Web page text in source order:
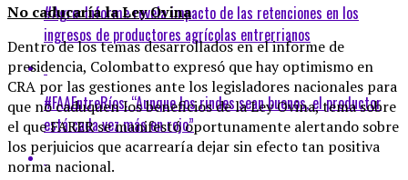
No caducaría la Ley Ovina
Dentro de los temas desarrollados en el informe de
presidencia, Colombatto expresó que hay optimismo en
CRA por las gestiones ante los legisladores nacionales para
que no caduquen los beneficios de la Ley Ovina, tema sobre
el que FARER se manifestó oportunamente alertando sobre
los perjuicios que acarrearía dejar sin efecto tan positiva
norma nacional.
#Agro: Informe revela impacto de las retenciones en los
ingresos de productores agrícolas entrerrianos
#FAAEntreRíos: “Aunque los rindes sean buenos, el productor
está cada vez más en rojo”